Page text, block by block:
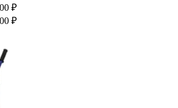
₽
₽